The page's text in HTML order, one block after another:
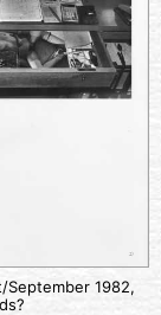
September 1982,